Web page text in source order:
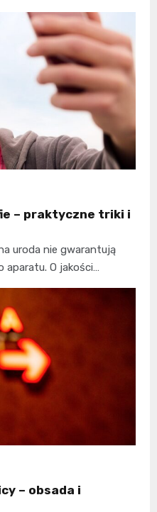
– praktyczne triki i
uroda nie gwarantują
aparatu. O jakości…
– obsada i